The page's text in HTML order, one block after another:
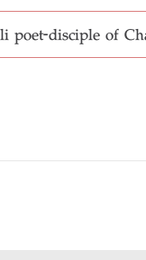
poet-disciple of